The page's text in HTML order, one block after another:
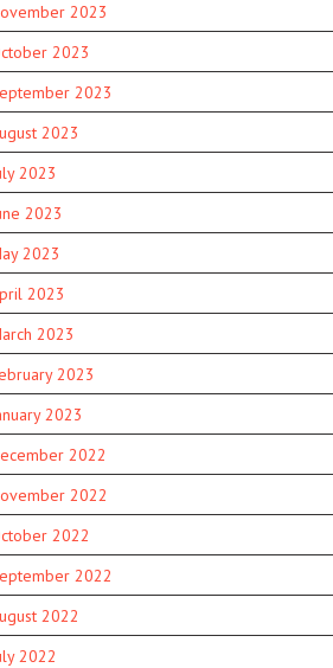
2023
2023
2023
2023
2023
2023
2023
2023
2023
2023
2023
2022
2022
2022
2022
2022
2022